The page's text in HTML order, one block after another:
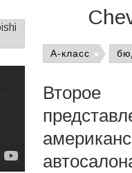
A-класс
Второе